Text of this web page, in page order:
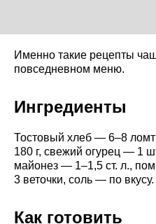
Именно такие рецепты
повседневном меню.
Ингредиенты
Тостовый хлеб — 6–8
180 г, свежий огурец — 1
майонез — 1–1,5 ст. л.,
3 веточки, соль — по вкусу.
Как готовить